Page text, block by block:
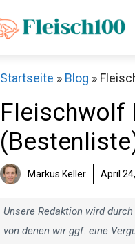
Startseite » Blog »
Fleischwolf
Markus Keller April
Unsere Redaktion wird
von denen wir ggf. eine